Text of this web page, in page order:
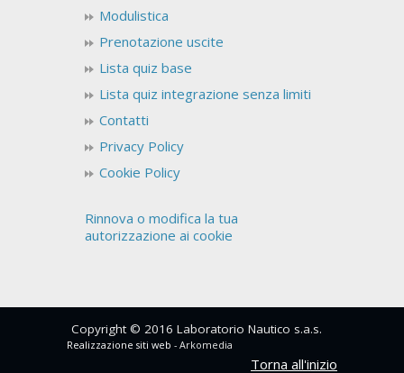
Modulistica
Prenotazione uscite
Lista quiz base
Lista quiz integrazione senza limiti
Contatti
Privacy Policy
Cookie Policy
Rinnova o modifica la tua
autorizzazione ai cookie
Copyright © 2016 Laboratorio Nautico s.a.s.
Realizzazione siti web - Arkomedia
Torna all'inizio